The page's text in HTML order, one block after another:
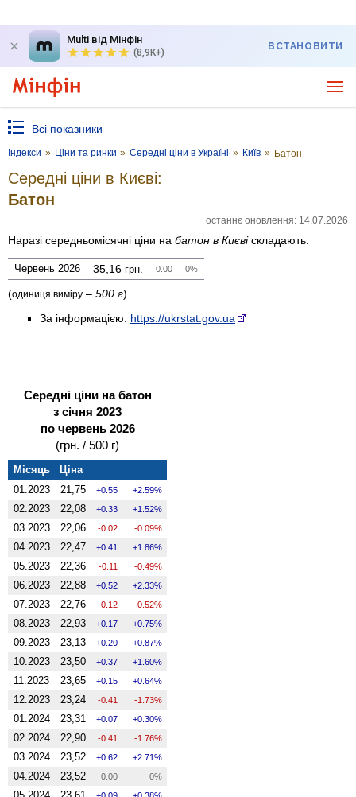
Multi від Мінфін
(8,9K+)
ВСТАНОВИТИ
Всі показники
Індекси » Ціни та ринки » Середні ціни в Україні » Київ » Батон
Середні ціни в Києві:
Батон
останнє оновлення: 14.07.2026
Наразі середньомісячні ціни на батон в Києвіскладають:
Червень 2026 35,16 грн. 0.00 0%
(одиниця виміру – 500 г)
За інформацією: https://ukrstat.gov.ua
Середні ціни на батон
з січня 2023
по червень 2026
(грн. / 500 г)
Місяць
Ціна
01.2023
21,75 0.55 2.59%
02.2023 22,08 0.33 1.52%
03.2023 22,06 -0.02 -0.09%
04.2023 22,47 0.41 1.86%
05.2023 22,36 -0.11 -0.49%
06.2023 22,88 0.52 2.33%
07.2023 22,76 -0.12 -0.52%
08.2023 22,93 0.17 0.75%
09.2023 23,13 0.20 0.87%
10.2023 23,50 0.37 1.60%
11.2023 23,65 0.15 0.64%
12.2023 23,24 -0.41 -1.73%
01.2024 23,31 0.07 0.30%
02.2024 22,90 -0.41 -1.76%
03.2024 23,52 0.62 2.71%
04.2024 23,52 0.00 0%
0.09 0.38%